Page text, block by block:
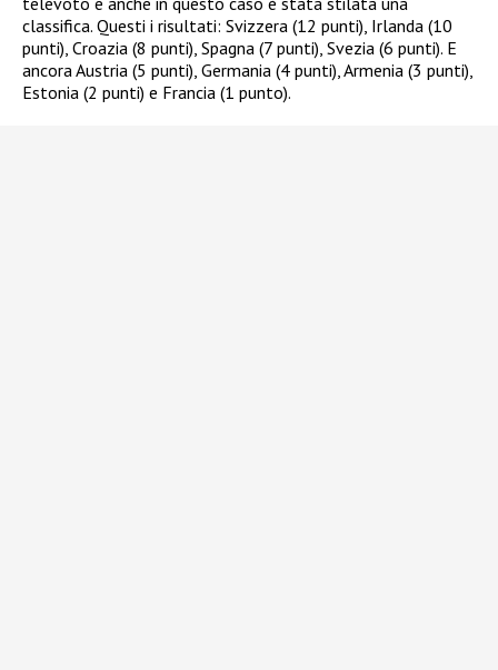
classifica. Questi i risultati: Svizzera (12 punti), Irlanda (10
punti), Croazia (8 punti), Spagna (7 punti), Svezia (6 punti). E
ancora Austria (5 punti), Germania (4 punti), Armenia (3 punti),
Estonia (2 punti) e Francia (1 punto).